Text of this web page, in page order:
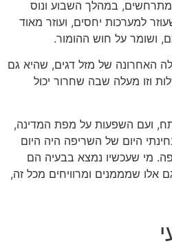
במהלך השבוע ונוס
למערכות יחסים, ועוזר מאוד
ושומר על חוש ההומור.
האחרונה של מזל דגים, שהיא גם
וזו מעלה שבה שחרור יכול
ועם השפעות על מפת המדינה,
היום של השריפה היה היום
מי שעכשיו נמצא בבעיה הם
אלו שמממנים ומרוויחים מכל זה,